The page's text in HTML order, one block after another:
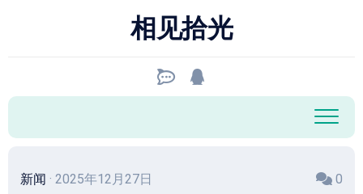
相见拾光
新闻 · 2025年12月27日 0